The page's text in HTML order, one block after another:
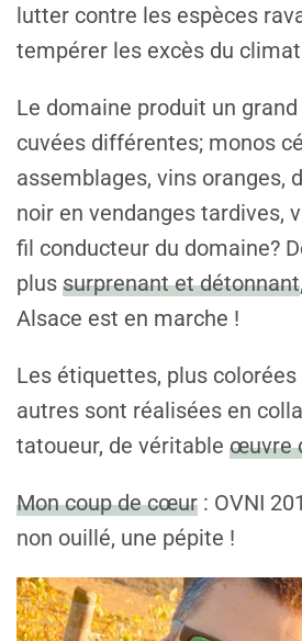
lutter contre les espèces
tempérer les excès du
Le domaine produit un
cuvées différentes; monos
assemblages, vins oranges,
noir en vendanges tardives,
fil conducteur du domaine?
plus surprenant et détonnant
Alsace est en marche !
Les étiquettes, plus
autres sont réalisées en
tatoueur, de véritable œuvre
Mon coup de cœur : OVNI
non ouillé, une pépite !